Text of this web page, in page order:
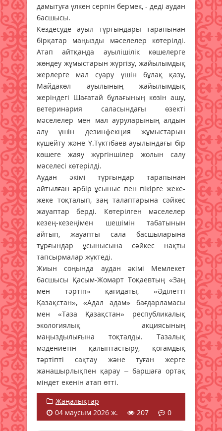
дамытуға үлкен серпін бермек, - деді аудан
басшысы.
Кездесуде ауыл тұрғындары тарапынан
бірқатар маңызды мәселелер көтерілді.
Атап айтқанда ауылішілік көшелерге
жөндеу жұмыстарын жүргізу, жайылымдық
жерлерге мал суару үшін бұлақ қазу,
Майдакөл ауылының жайылымдық
жеріндегі Шағатай бұлағының көзін ашу,
ветеринария саласындағы өзекті
мәселелер мен мал ауруларының алдын
алу үшін дезинфекция жұмыстарын
күшейту және Ү.Түктібаев ауылындағы бір
көшеге жаяу жүргіншілер жолын салу
мәселесі көтерілді.
Аудан әкімі тұрғындар тарапынан
айтылған әрбір ұсыныс пен пікірге жеке-
жеке тоқталып, заң талаптарына сәйкес
жауаптар берді. Көтерілген мәселелер
кезең-кезеңімен шешімін табатынын
айтып, жауапты сала басшыларына
тұрғындар ұсынысына сәйкес нақты
тапсырмалар жүктеді.
Жиын соңында аудан әкімі Мемлекет
басшысы Қасым-Жомарт Тоқаевтың «Заң
мен тәртіп» қағидаты, «Әділетті
Қазақстан», «Адал адам» бағдарламасы
мен «Таза Қазақстан» республикалық
экологиялық акциясының
маңыздылығына тоқталды. Тазалық
мәдениетін қалыптастыру, қоғамдық
тәртіпті сақтау және туған жерге
жанашырлықпен қарау – баршаға ортақ
міндет екенін атап өтті.
Жаңалықтар
04 маусым 2026 ж.
207 0